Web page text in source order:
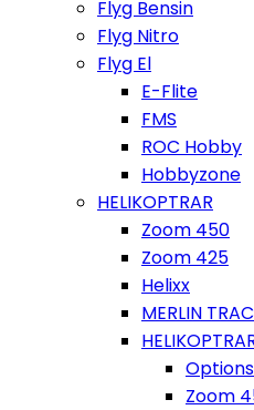
Flyg Bensin
Flyg Nitro
Flyg El
E-Flite
FMS
ROC Hobby
Hobbyzone
HELIKOPTRAR
Zoom 450
Zoom 425
Helixx
MERLIN
Zoom